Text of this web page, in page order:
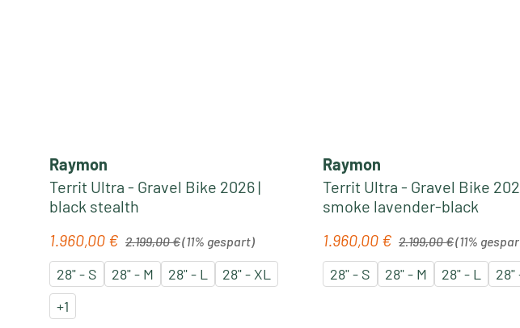
Raymon
Territ Ultra - Gravel Bike 2026 |
black stealth
Verkaufspreis:
1.960,00 € 2.199,00 €(11% gespart)
28" - S 28" - M 28" - L
28" - XL
+1
Raymon
Territ Ultra - Gravel Bike
smoke lavender-black
Verkaufspreis:
1.960,00 € 2.199,00 €(11%
28" - S 28" - M 28" - L 28"